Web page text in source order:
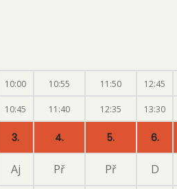
10:00 10:55 11:50 12:45
10:45 11:40 12:35 13:30
3. 4. 5. 6.
Aj Př Př D